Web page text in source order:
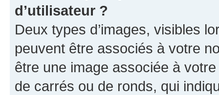
d’utilisateur ?
Deux types d’images, visibles
peuvent être associés à votre
être une image associée à
de carrés ou de ronds, qui